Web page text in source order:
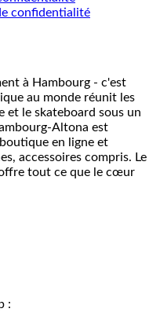
confidentialité
à Hambourg - c'est
au monde réunit les
et le skateboard sous un
Altona est
en ligne et
accessoires compris. Le
tout ce que le cœur
: